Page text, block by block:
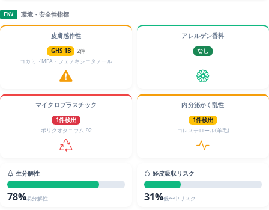
ENV 環境・安全性指標
皮膚感作性
GHS 1B
2件
コカミドMEA・フェノキシエタノール
アレルゲン香料
なし
マイクロプラスチック
1件検出
ポリクオタニウム-92
内分泌かく乱性
1件検出
コレステロール(羊毛)
生分解性
78%易分解性
経皮吸収リスク
31%低〜中リスク